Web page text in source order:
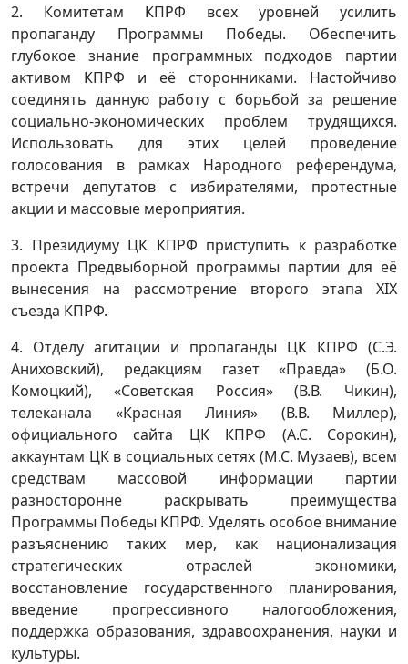
2. Комитетам КПРФ всех уровней усилить
пропаганду Программы Победы. Обеспечить
глубокое знание программных подходов партии
активом КПРФ и её сторонниками. Настойчиво
соединять данную работу с борьбой за решение
социально-экономических проблем трудящихся.
Использовать для этих целей проведение
голосования в рамках Народного референдума,
встречи депутатов с избирателями, протестные
акции и массовые мероприятия.
3. Президиуму ЦК КПРФ приступить к разработке
проекта Предвыборной программы партии для её
вынесения на рассмотрение второго этапа XIX
съезда КПРФ.
4. Отделу агитации и пропаганды ЦК КПРФ (С.Э.
Аниховский), редакциям газет «Правда» (Б.О.
Комоцкий), «Советская Россия» (В.В. Чикин),
телеканала «Красная Линия» (В.В. Миллер),
официального сайта ЦК КПРФ (А.С. Сорокин),
аккаунтам ЦК в социальных сетях (М.С. Музаев), всем
средствам массовой информации партии
разносторонне раскрывать преимущества
Программы Победы КПРФ. Уделять особое внимание
разъяснению таких мер, как национализация
стратегических отраслей экономики,
восстановление государственного планирования,
введение прогрессивного налогообложения,
поддержка образования, здравоохранения, науки и
культуры.